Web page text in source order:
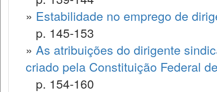
» Estabilidade no emprego de
p. 145-153
» As atribuições do dirigente
criado pela Constituição Federal
p. 154-160